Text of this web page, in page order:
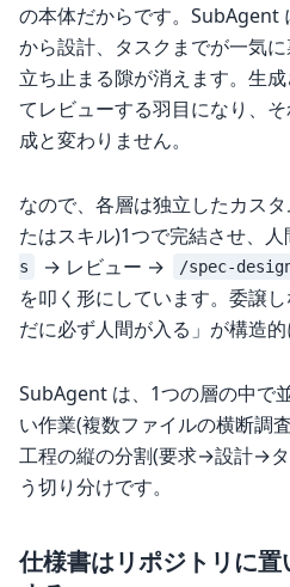
の本体だからです。SubAgent
から設計、タスクまでが一気
立ち止まる隙が消えます。生
てレビューする羽目になり、
成と変わりません。
なので、各層は独立したカス
たはスキル)1つで完結させ、人
s
→ レビュー → /spec-
を叩く形にしています。委譲
だに必ず人間が入る」が構造的
SubAgent は、1つの層の中で
い作業(複数ファイルの横断調
工程の縦の分割(要求→設計→
う切り分けです。
仕様書はリポジトリに